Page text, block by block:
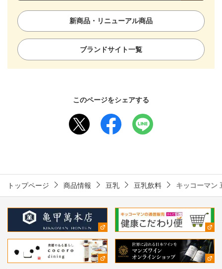
新商品・リニューアル商品
ブランドサイト一覧
このページをシェアする
トップページ 商品情報 豆乳 豆乳飲料 キッコーマン